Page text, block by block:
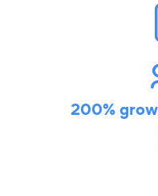
200%